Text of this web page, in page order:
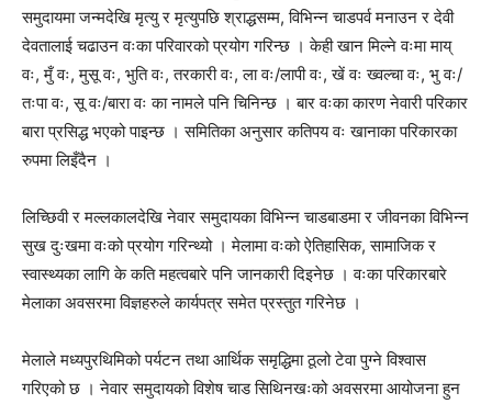
समुदायमा जन्मदेखि मृत्यु र मृत्युपछि श्राद्धसम्म, विभिन्न चाडपर्व मनाउन र देवी
देवतालाई चढाउन वःका परिवारको प्रयोग गरिन्छ । केही खान मिल्ने वःमा माय्
वः, मुँ वः, मुसू वः, भुति वः, तरकारी वः, ला वः/लापी वः, खें वः ख्वल्चा वः, भु वः/
तःपा वः, सू वः/बारा वः का नामले पनि चिनिन्छ । बार वःका कारण नेवारी परिकार
बारा प्रसिद्ध भएको पाइन्छ । समितिका अनुसार कतिपय वः खानाका परिकारका
रुपमा लिइँदैन ।
लिच्छिवी र मल्लकालदेखि नेवार समुदायका विभिन्न चाडबाडमा र जीवनका विभिन्न
सुख दुःखमा वःको प्रयोग गरिन्थ्यो । मेलामा वःको ऐतिहासिक, सामाजिक र
स्वास्थ्यका लागि के कति महत्वबारे पनि जानकारी दिइनेछ । वःका परिकारबारे
मेलाका अवसरमा विज्ञहरुले कार्यपत्र समेत प्रस्तुत गरिनेछ ।
मेलाले मध्यपुरथिमिको पर्यटन तथा आर्थिक समृद्धिमा ठूलो टेवा पुग्ने विश्वास
गरिएको छ । नेवार समुदायको विशेष चाड सिथिनखःको अवसरमा आयोजना हुन